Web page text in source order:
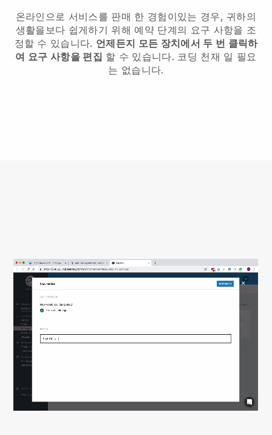
온라인으로 서비스를 판매 한 경험이있는 경우, 귀하의
생활을보다 쉽게하기 위해 예약 단계의 요구 사항을 조
정할 수 있습니다. 언제든지 모든 장치에서 두 번 클릭하
여 요구 사항을 편집 할 수 있습니다. 코딩 천재 일 필요
는 없습니다.